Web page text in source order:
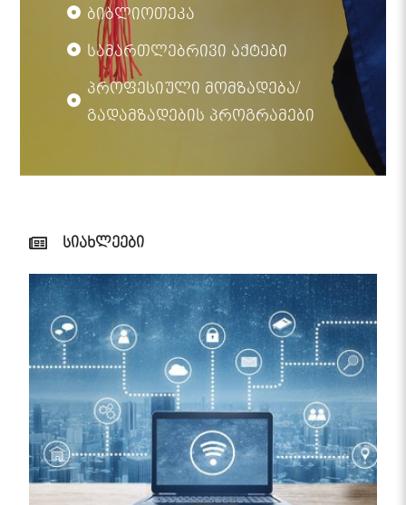
ბიბლიოთეკა
სამართლებრივი აქტები
პროფესიული მომზადება/
გადამზადების პროგრამები
სიახლეები